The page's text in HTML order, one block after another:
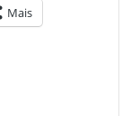
Mais